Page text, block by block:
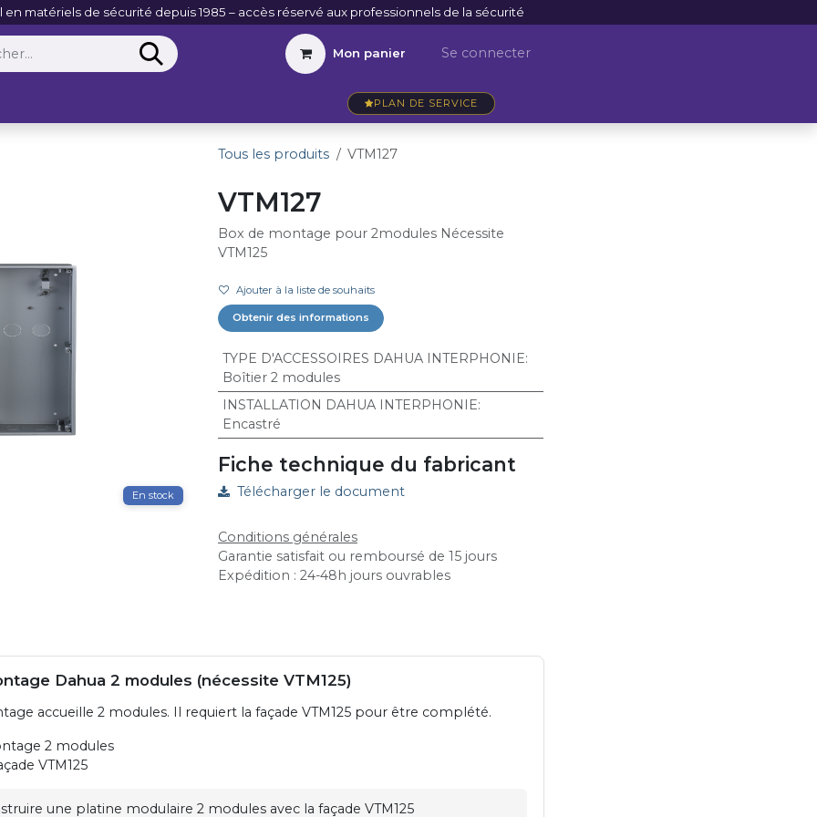
matériels de sécurité depuis 1985 – accès réservé aux professionnels de la sécurité
Mon panier Se connecter
PLAN DE SERVICE
Tous les produits VTM127
En stock
VTM127
Box de montage pour 2modules Nécessite
VTM125
Ajouter à la liste de souhaits
Obtenir des informations
TYPE D'ACCESSOIRES DAHUA INTERPHONIE:
Boîtier 2 modules
INSTALLATION DAHUA INTERPHONIE:
Encastré
Fiche technique du fabricant
Télécharger le document
Conditions générales
Garantie satisfait ou remboursé de 15 jours
Expédition : 24-48h jours ouvrables
Dahua 2 modules (nécessite VTM125)
accueille 2 modules. Il requiert la façade VTM125 pour être complété.
2 modules
VTM125
une platine modulaire 2 modules avec la façade VTM125